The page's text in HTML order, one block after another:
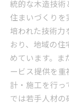
統的な木造技
住まいづくり
培われた技術力
おり、地域の
めています。ま
ービス提供を
計・施工を行っ
では若手人材